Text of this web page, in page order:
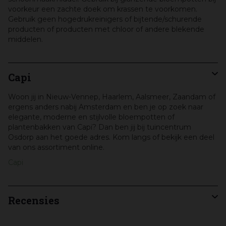
voorkeur een zachte doek om krassen te voorkomen.
Gebruik geen hogedrukreinigers of bijtende/schurende
producten of producten met chloor of andere blekende
middelen.
Capi
Woon jij in Nieuw-Vennep, Haarlem, Aalsmeer, Zaandam of
ergens anders nabij Amsterdam en ben je op zoek naar
elegante, moderne en stijlvolle bloempotten of
plantenbakken van Capi? Dan ben jij bij tuincentrum
Osdorp aan het goede adres. Kom langs of bekijk een deel
van ons assortiment online.
Recensies